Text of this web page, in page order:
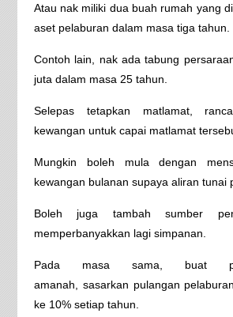
Atau nak miliki dua buah rumah yang
aset pelaburan dalam masa tiga tahun.
Contoh lain, nak ada tabung
juta dalam masa 25 tahun.
Selepas tetapkan matlamat,
kewangan untuk capai matlamat
Mungkin boleh mula dengan
kewangan bulanan supaya aliran tunai
Boleh juga tambah sumber
memperbanyakkan lagi simpanan.
Pada masa sama, buat
amanah,
sasarkan pulangan
ke 10% setiap tahun.